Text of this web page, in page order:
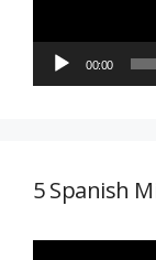
00:00
5 Spanish